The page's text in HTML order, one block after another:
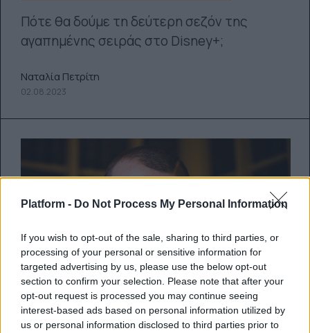
Platform - Do Not Process My Personal Information
If you wish to opt-out of the sale, sharing to third parties, or
processing of your personal or sensitive information for
targeted advertising by us, please use the below opt-out
section to confirm your selection. Please note that after your
opt-out request is processed you may continue seeing
interest-based ads based on personal information utilized by
us or personal information disclosed to third parties prior to
Πότε θα δούμε τη δεύτερη σεζόν της
αγαπημένης σειράς στο Disney+;
Ναταλία Πετρίτη
02.08.2023